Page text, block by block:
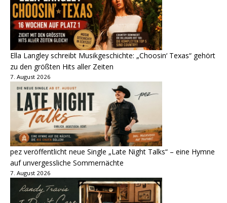
Ella Langley schreibt Musikgeschichte: „Choosin‘ Texas“ gehört
zu den größten Hits aller Zeiten
7. August 2026
pez veröffentlicht neue Single „Late Night Talks“ – eine Hymne
auf unvergessliche Sommernächte
7. August 2026